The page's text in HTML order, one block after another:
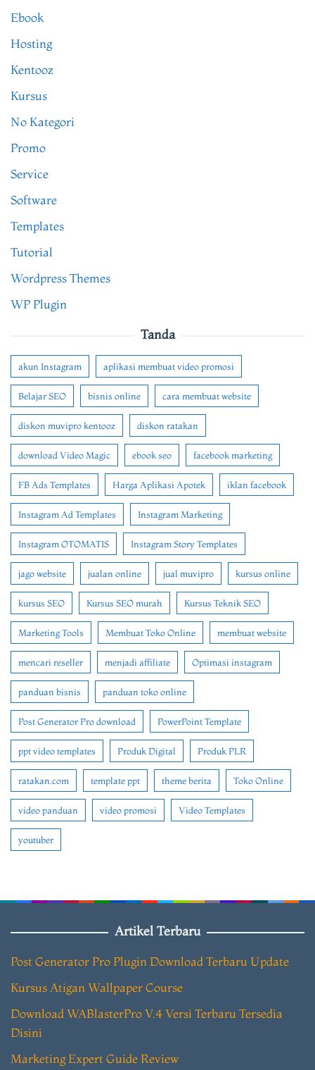
Ebook
Hosting
Kentooz
Kursus
No Kategori
Promo
Service
Software
Templates
Tutorial
Wordpress Themes
WP Plugin
Tanda
akun Instagram aplikasi membuat video promosi
Belajar SEO bisnis online cara membuat website
diskon muvipro kentooz diskon ratakan
download Video Magic ebook seo facebook marketing
FB Ads Templates Harga Aplikasi Apotek iklan facebook
Instagram Ad Templates Instagram Marketing
Instagram OTOMATIS Instagram Story Templates
jago website jualan online jual muvipro kursus online
kursus SEO Kursus SEO murah Kursus Teknik SEO
Marketing Tools Membuat Toko Online membuat website
mencari reseller menjadi affiliate Optimasi instagram
panduan bisnis panduan toko online
Post Generator Pro download PowerPoint Template
ppt video templates Produk Digital Produk PLR
ratakan.com template ppt theme berita Toko Online
video panduan video promosi Video Templates
youtuber
Artikel Terbaru
Post Generator Pro Plugin Download Terbaru Update
Kursus Atigan Wallpaper Course
Download WABlasterPro V.4 Versi Terbaru Tersedia
Disini
Marketing Expert Guide Review